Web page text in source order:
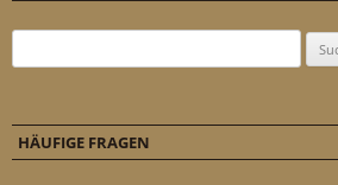
HÄUFIGE FRAGEN